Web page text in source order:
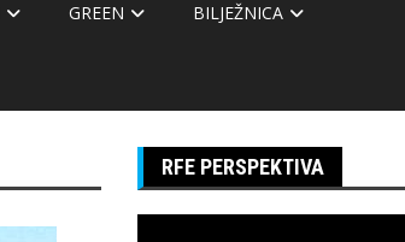
GREEN BILJEŽNICA
RFE PERSPEKTIVA